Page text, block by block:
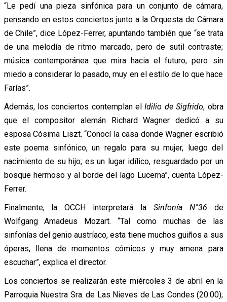
“Le pedí una pieza sinfónica para un conjunto de cámara,
pensando en estos conciertos junto a la Orquesta de Cámara
de Chile”, dice López-Ferrer, apuntando también que “se trata
de una melodía de ritmo marcado, pero de sutil contraste;
música contemporánea que mira hacia el futuro, pero sin
miedo a considerar lo pasado, muy en el estilo de lo que hace
Farías”.
Además, los conciertos contemplan elIdilio de Sigfrido, obra
que el compositor alemán Richard Wagner dedicó a su
esposa Cósima Liszt. “Conocí la casa donde Wagner escribió
este poema sinfónico, un regalo para su mujer, luego del
nacimiento de su hijo; es un lugar idílico, resguardado por un
bosque hermoso y al borde del lago Lucerna”, cuenta López-
Ferrer.
Finalmente, la OCCH interpretará la Sinfonía N°36 de
Wolfgang Amadeus Mozart. “Tal como muchas de las
sinfonías del genio austríaco, esta tiene muchos guiños a sus
óperas, llena de momentos cómicos y muy amena para
escuchar”, explica el director.
Los conciertos se realizarán este miércoles 3 de abril en la
Parroquia Nuestra Sra. de Las Nieves de Las Condes (20:00);